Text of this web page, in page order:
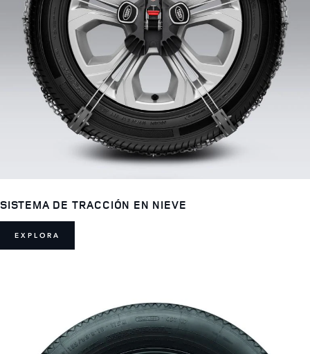
SISTEMA DE TRACCIÓN EN NIEVE
EXPLORA